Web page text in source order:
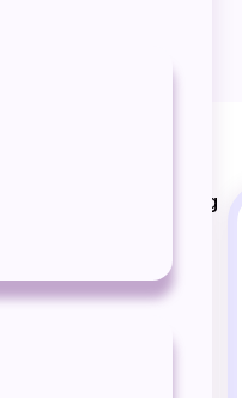
Nam hoạt động trong
đời lâu năm, tệp
(dental tourism).